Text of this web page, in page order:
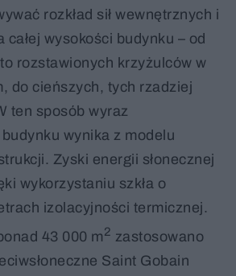
rozkład sił wewnętrznych i
całej wysokości budynku – od
rozstawionych krzyżulców w
do cieńszych, tych rzadziej
ten sposób wyraz
wynika z modelu
Zyski energii słonecznej
wykorzystaniu szkła o
izolacyjności termicznej.
43 000 m2 zastosowano
Saint Gobain